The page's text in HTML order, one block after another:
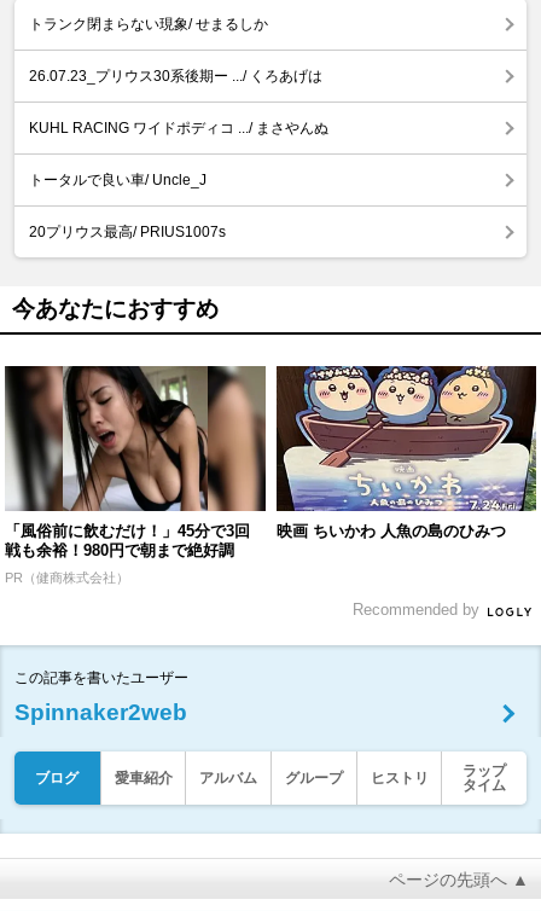
トランク閉まらない現象/ せまるしか
26.07.23_プリウス30系後期ー .../ くろあげは
KUHL RACING ワイドポディコ .../ まさやんぬ
トータルで良い車/ Uncle_J
20プリウス最高/ PRIUS1007s
今あなたにおすすめ
「風俗前に飲むだけ！」45分で3回
戦も余裕！980円で朝まで絶好調
PR（健商株式会社）
映画 ちいかわ 人魚の島のひみつ
Recommended by
この記事を書いたユーザー
Spinnaker2web
ブログ 愛車紹介 アルバム グループ ヒストリ
ラップ
タイム
ページの先頭へ ▲